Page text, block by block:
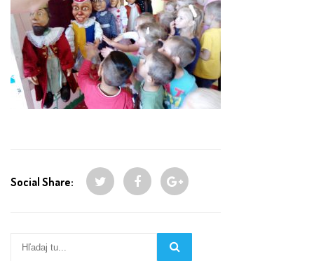
Social Share: